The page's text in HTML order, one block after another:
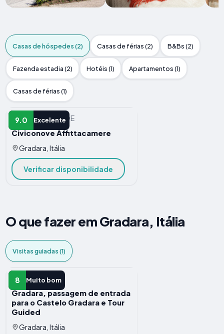
Casas de hóspedes (2) Casas de férias (2) B&Bs (2)
Fazenda estadia (2) Hotéis (1) Apartamentos (1)
Casas de férias (1)
9.0 Excelente
CASA DE HóSPEDE
Civiconove Affittacamere
Gradara, Itália
Verificar disponibilidade
O que fazer em Gradara, Itália
Visitas guiadas (1)
8 Muito bom
VISITA GUIADA
Gradara, passagem de entrada
para o Castelo Gradara e Tour
Guided
Gradara, Itália